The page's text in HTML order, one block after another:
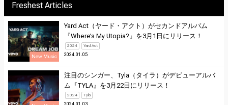
Freshest Articles
New Music
Yard Act（ヤード・アクト）がセカンドアルバム
『Where’s My Utopia?』を3月1日にリリース！
2024 Yard Act
2024.01.05
注目のシンガー、Tyla（タイラ）がデビューアルバ
ム『TYLA』を3月22日にリリース！
2024 Tyla